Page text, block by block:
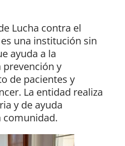
Lucha contra el
una institución sin
ayuda a la
prevención y
de pacientes y
La entidad realiza
y de ayuda
comunidad.